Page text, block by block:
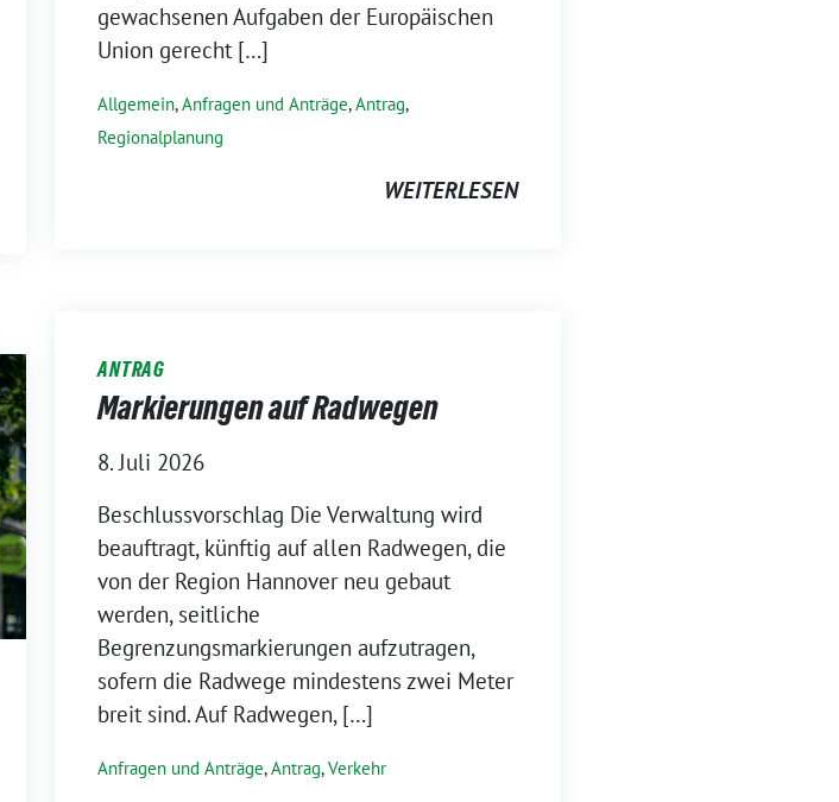
gewachsenen Aufgaben der Europäischen
Union gerecht […]
Allgemein,Anfragen und Anträge,Antrag,
Regionalplanung
WEITERLESEN
ANTRAG
Markierungen auf Radwegen
8. Juli 2026
Beschlussvorschlag Die Verwaltung wird
beauftragt, künftig auf allen Radwegen, die
von der Region Hannover neu gebaut
werden, seitliche
Begrenzungsmarkierungen aufzutragen,
sofern die Radwege mindestens zwei Meter
breit sind. Auf Radwegen, […]
Anfragen und Anträge,Antrag,Verkehr